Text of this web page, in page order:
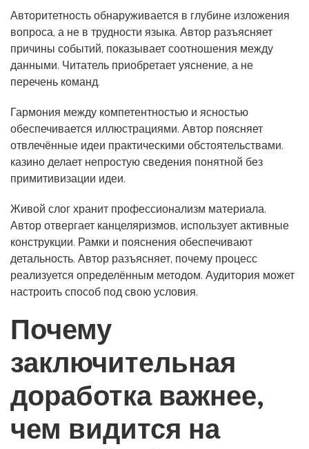
Авторитетность обнаруживается в глубине изложения
вопроса, а не в трудности языка. Автор разъясняет
причины событий, показывает соотношения между
данными. Читатель приобретает уяснение, а не
перечень команд.
Гармония между компетентностью и ясностью
обеспечивается иллюстрациями. Автор поясняет
отвлечённые идеи практическими обстоятельствами.
казино делает непростую сведения понятной без
примитивизации идеи.
Живой слог хранит профессионализм материала.
Автор отвергает канцеляризмов, использует активные
конструкции. Рамки и пояснения обеспечивают
детальность. Автор разъясняет, почему процесс
реализуется определённым методом. Аудитория может
настроить способ под свою условия.
Почему
заключительная
доработка важнее,
чем видится на